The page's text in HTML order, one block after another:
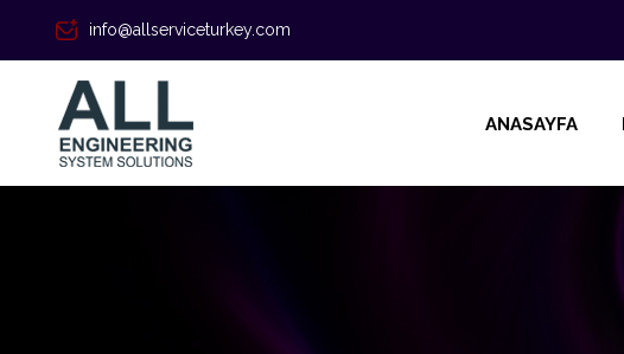
info@allserviceturkey.com
ANASAYFA